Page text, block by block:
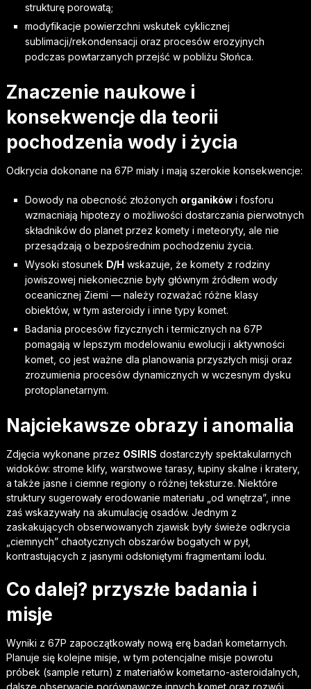
strukturę porowatą;
modyfikacje powierzchni wskutek cyklicznej
sublimacji/rekondensacji oraz procesów erozyjnych
podczas powtarzanych przejść w pobliżu Słońca.
Znaczenie naukowe i
konsekwencje dla teorii
pochodzenia wody i życia
Odkrycia dokonane na 67P miały i mają szerokie konsekwencje:
Dowody na obecność złożonych organikówi fosforu
wzmacniają hipotezy o możliwości dostarczania pierwotnych
składników do planet przez komety i meteoryty, ale nie
przesądzają o bezpośrednim pochodzeniu życia.
Wysoki stosunek D/H wskazuje, że komety z rodziny
jowiszowej niekoniecznie były głównym źródłem wody
oceanicznej Ziemi — należy rozważać różne klasy
obiektów, w tym asteroidy i inne typy komet.
Badania procesów fizycznych i termicznych na 67P
pomagają w lepszym modelowaniu ewolucji i aktywności
komet, co jest ważne dla planowania przyszłych misji oraz
zrozumienia procesów dynamicznych w wczesnym dysku
protoplanetarnym.
Najciekawsze obrazy i anomalia
Zdjęcia wykonane przez OSIRIS dostarczyły spektakularnych
widoków: strome klify, warstwowe tarasy, łupiny skalne i kratery,
a także jasne i ciemne regiony o różnej teksturze. Niektóre
struktury sugerowały erodowanie materiału „od wnętrza”, inne
zaś wskazywały na akumulację osadów. Jednym z
zaskakujących obserwowanych zjawisk były świeże odkrycia
„ciemnych” chaotycznych obszarów bogatych w pył,
kontrastujących z jasnymi odsłoniętymi fragmentami lodu.
Co dalej? przyszłe badania i
misje
Wyniki z 67P zapoczątkowały nową erę badań kometarnych.
Planuje się kolejne misje, w tym potencjalne misje powrotu
próbek (sample return) z materiałów kometarno-asteroidalnych,
dalsze obserwacje porównawcze innych komet oraz rozwój